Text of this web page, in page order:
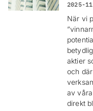
2025-
När vi
aktier
och
av
direkt